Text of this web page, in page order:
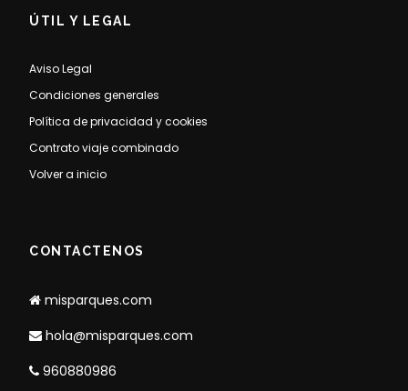
ÚTIL Y LEGAL
Aviso Legal
Condiciones generales
Política de privacidad y cookies
Contrato viaje combinado
Volver a inicio
CONTACTENOS
misparques.com
hola@misparques.com
960880986